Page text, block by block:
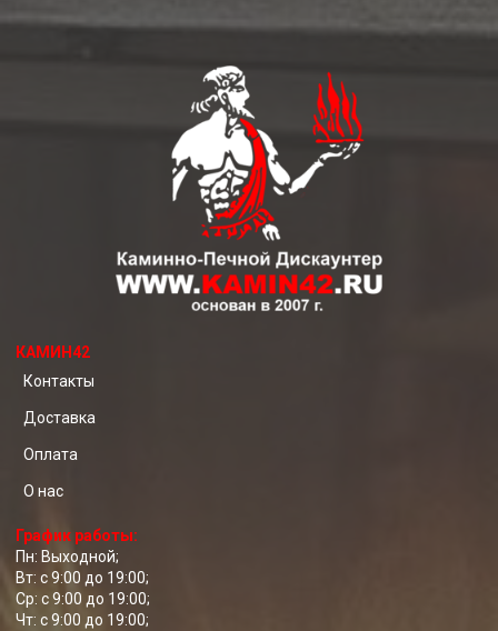
КАМИН42
Контакты
Доставка
Оплата
О нас
График работы:
Пн: Выходной;
Вт: с 9:00 до 19:00;
Ср: с 9:00 до 19:00;
Чт: с 9:00 до 19:00;